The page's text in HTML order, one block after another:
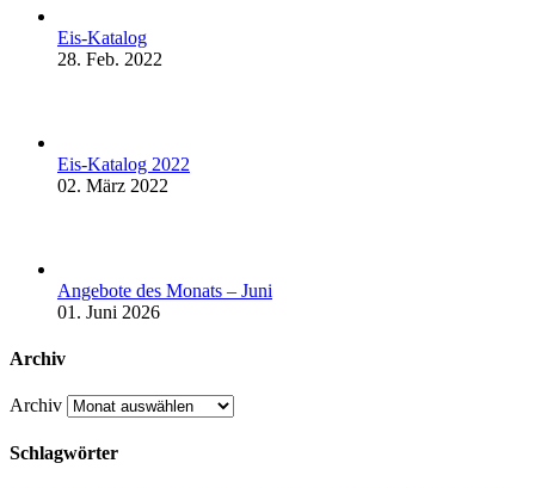
Eis-Katalog
28. Feb. 2022
Eis-Katalog 2022
02. März 2022
Angebote des Monats – Juni
01. Juni 2026
Archiv
Archiv
Schlagwörter